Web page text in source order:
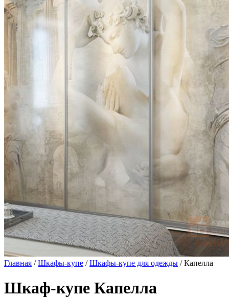
Главная /Шкафы-купе /Шкафы-купе для одежды / Капелла
Шкаф-купе Капелла